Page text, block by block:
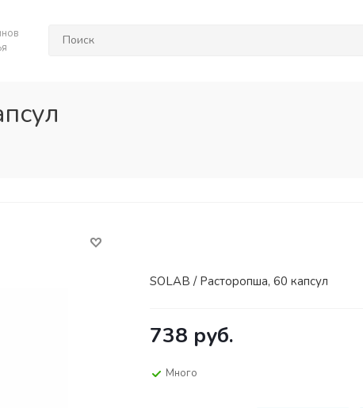
SOLAB / Расторопша, 60 капсул
738 руб.
Много